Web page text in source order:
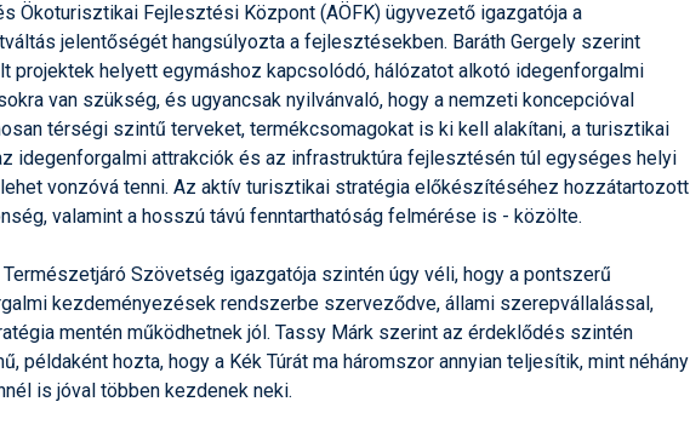
Ökoturisztikai Fejlesztési Központ (AÖFK) ügyvezető igazgatója a
jelentőségét hangsúlyozta a fejlesztésekben. Baráth Gergely szerint
projektek helyett egymáshoz kapcsolódó, hálózatot alkotó idegenforgalmi
van szükség, és ugyancsak nyilvánvaló, hogy a nemzeti koncepcióval
térségi szintű terveket, termékcsomagokat is ki kell alakítani, a turisztikai
idegenforgalmi attrakciók és az infrastruktúra fejlesztésén túl egységes helyi
vonzóvá tenni. Az aktív turisztikai stratégia előkészítéséhez hozzátartozott
valamint a hosszú távú fenntarthatóság felmérése is - közölte.
Természetjáró Szövetség igazgatója szintén úgy véli, hogy a pontszerű
kezdeményezések rendszerbe szerveződve, állami szerepvállalással,
mentén működhetnek jól. Tassy Márk szerint az érdeklődés szintén
példaként hozta, hogy a Kék Túrát ma háromszor annyian teljesítik, mint néhány
is jóval többen kezdenek neki.